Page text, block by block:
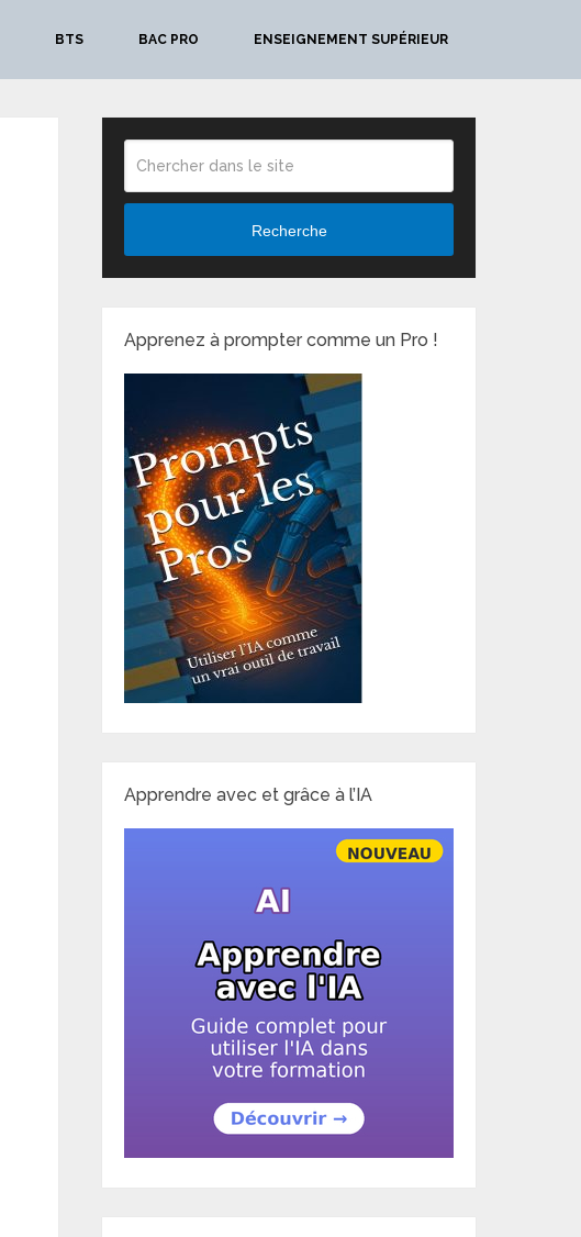
BTS BAC PRO ENSEIGNEMENT SUPÉRIEUR
Recherche
Apprenez à prompter comme un Pro !
Apprendre avec et grâce à l’IA